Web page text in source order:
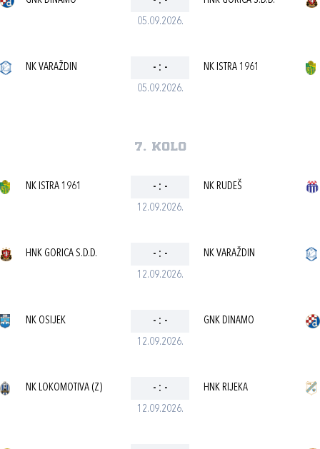
05.09.2026.
05.09.2026.
NK VARAŽDIN - : - NK ISTRA 1961
7. kolo
12.09.2026.
NK ISTRA 1961 - : - NK RUDEŠ
12.09.2026.
HNK GORICA S.D.D. - : - NK VARAŽDIN
12.09.2026.
NK OSIJEK - : - GNK DINAMO
12.09.2026.
NK LOKOMOTIVA (Z) - : - HNK RIJEKA